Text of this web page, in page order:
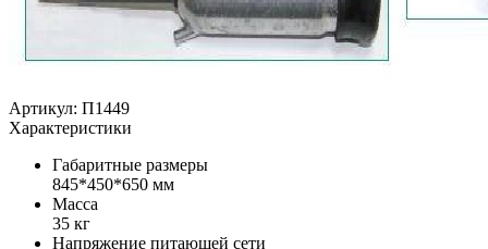
Артикул: П1449
Характеристики
Габаритные размеры
845*450*650 мм
Масса
35 кг
Напряжение питающей сети